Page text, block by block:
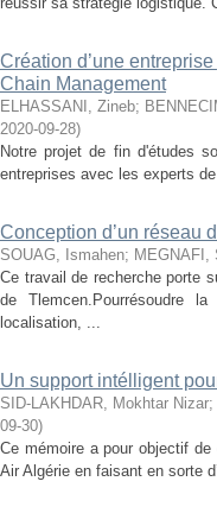
Création d’une
Chain Management
ELHASSANI, Zineb;
2020-09-28)
Notre projet de fin d'études
entreprises avec les experts
Conception d’un réseau
SOUAG, Ismahen; MEGNAFI,
Ce travail de recherche porte
de Tlemcen.Pourrésoudre
localisation, ...
Un support intélligent
SID-LAKHDAR, Mokhtar Nizar;
09-30)
Ce mémoire a pour objectif
Air Algérie en faisant en sorte